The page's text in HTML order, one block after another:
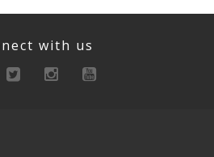
with us